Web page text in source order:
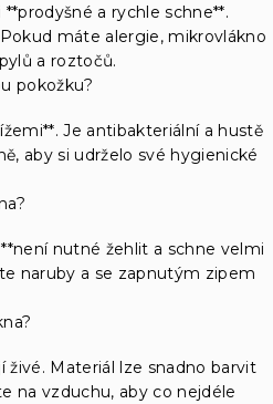
a rychle schne**.
Pokud máte alergie, mikrovlákno
a roztočů.
pokožku?
Je antibakteriální a hustě
aby si udrželo své hygienické
nutné žehlit a schne velmi
naruby a se zapnutým zipem
živé. Materiál lze snadno barvit
na vzduchu, aby co nejdéle